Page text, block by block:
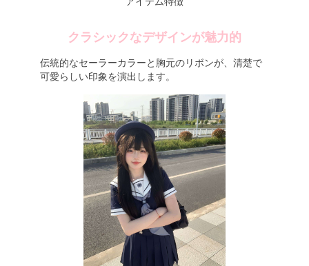
クラシックなデザインが魅力的
伝統的なセーラーカラーと胸元のリボンが、清楚で
可愛らしい印象を演出します。